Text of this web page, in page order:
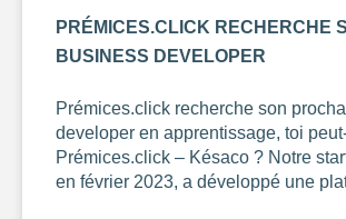
PRÉMICES.CLICK RECHERCHE
BUSINESS DEVELOPER
Prémices.click recherche son
developer en apprentissage, toi
Prémices.click – Késaco ? Notre
en février 2023, a développé une